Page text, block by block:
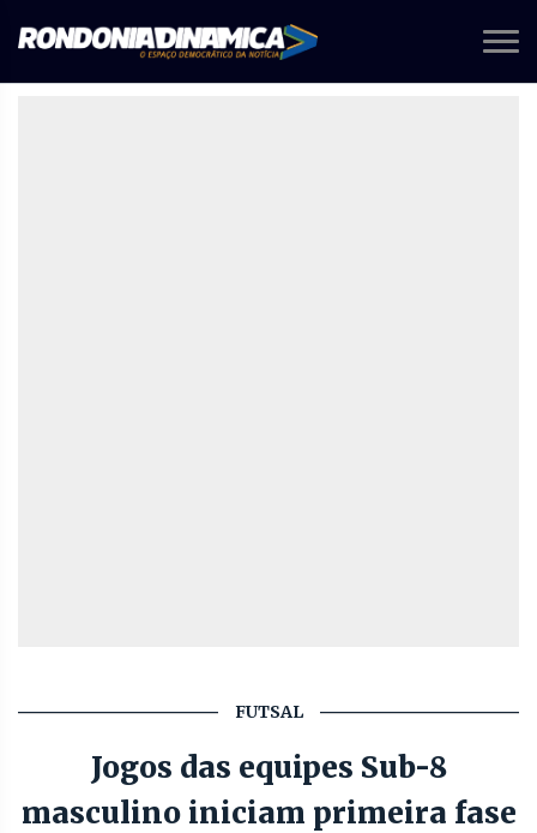
FUTSAL
Jogos das equipes Sub-8
masculino iniciam primeira fase